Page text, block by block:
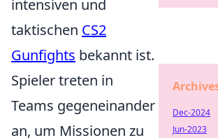
intensiven und
taktischen CS2
Gunfights bekannt ist.
Spieler treten in
Teams gegeneinander
an, um Missionen zu
Dec-2024
Jun-2023